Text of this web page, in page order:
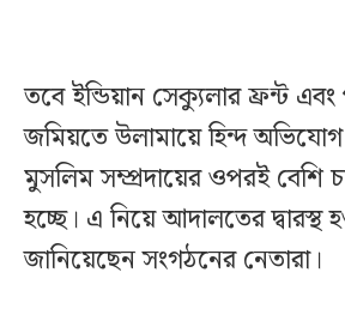
তবে ইন্ডিয়ান সেক্যুলার ফ্রন্ট এবং
জমিয়তে উলামায়ে হিন্দ
মুসলিম সম্প্রদায়ের ওপরই বেশি
হচ্ছে। এ নিয়ে আদালতের দ্বারস্থ
জানিয়েছেন সংগঠনের নেতারা।